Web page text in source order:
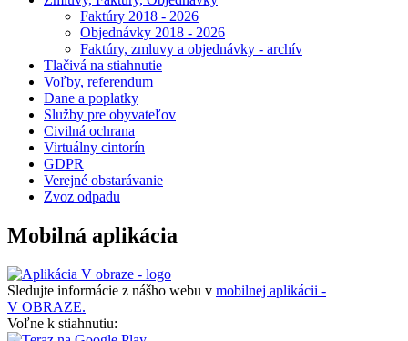
Faktúry 2018 - 2026
Objednávky 2018 - 2026
Faktúry, zmluvy a objednávky - archív
Tlačivá na stiahnutie
Voľby, referendum
Dane a poplatky
Služby pre obyvateľov
Civilná ochrana
Virtuálny cintorín
GDPR
Verejné obstarávanie
Zvoz odpadu
Mobilná aplikácia
Sledujte informácie z nášho webu v mobilnej aplikácii -
V OBRAZE.
Voľne k stiahnutiu: